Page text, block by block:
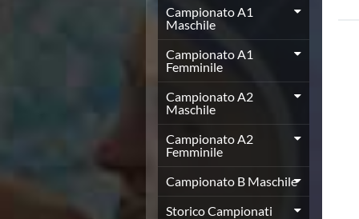
Graduatorie
Graduatorie Stagione 2025-2026
Azzurri
Records
News
Flash News
Pallanuoto
Norme e documenti
Le Nazionali
Coppa Italia
Campionato A1 Maschile
Campionato A1 Femminile
Campionato A1
Maschile
Campionato A1
Femminile
Campionato A2
Maschile
Campionato A2
Femminile
Campionato B Maschile
Storico Campionati